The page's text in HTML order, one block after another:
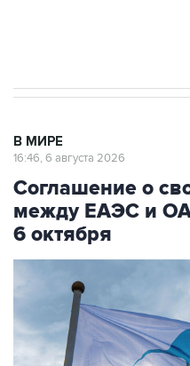
В МИРЕ
16:46, 6 августа 2026
Соглашение о
между ЕАЭС и
6 октября